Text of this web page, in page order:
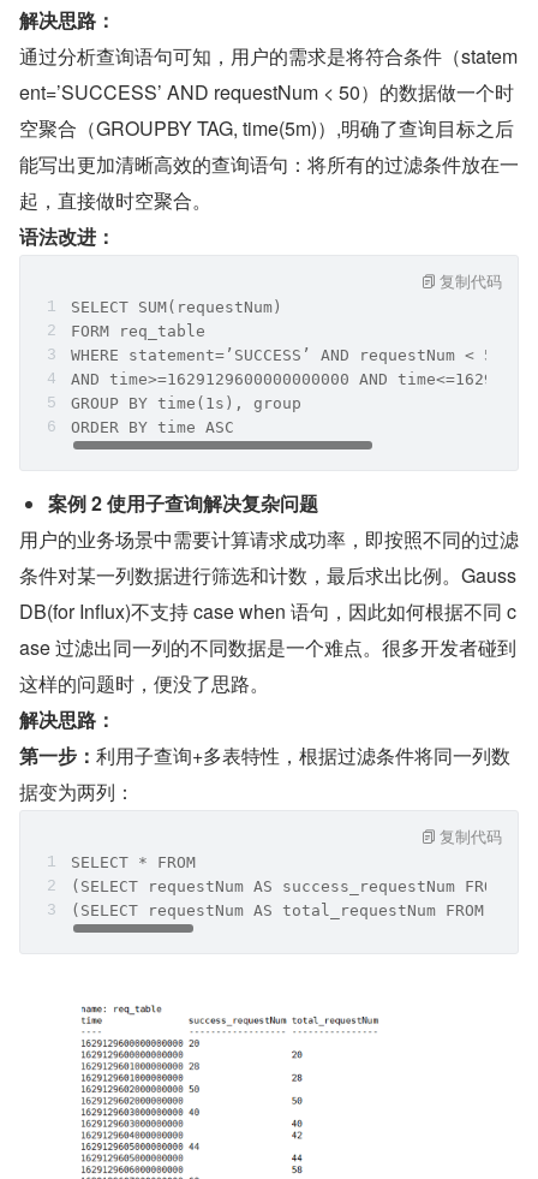
解决思路：
通过分析查询语句可知，用户的需求是将符合条件（statem
ent=’SUCCESS’ AND requestNum < 50）的数据做一个时
空聚合（GROUPBY TAG, time(5m)）,明确了查询目标之后
能写出更加清晰高效的查询语句：将所有的过滤条件放在一
起，直接做时空聚合。
语法改进：
SELECT SUM(requestNum)
FORM req_table
WHERE statement=’SUCCESS’ AND requestNum < 50
AND time>=1629129600000000000 AND
GROUP BY time(1s), group
ORDER BY time ASC
复制代码
案例 2 使用子查询解决复杂问题
用户的业务场景中需要计算请求成功率，即按照不同的过滤
条件对某一列数据进行筛选和计数，最后求出比例。Gauss
DB(for Influx)不支持 case when 语句，因此如何根据不同 c
ase 过滤出同一列的不同数据是一个难点。很多开发者碰到
这样的问题时，便没了思路。
解决思路：
第一步： 利用子查询+多表特性，根据过滤条件将同一列数
据变为两列：
SELECT * FROM
(SELECT requestNum AS success_requestNum FROM
(SELECT requestNum AS total_requestNum FROM
复制代码